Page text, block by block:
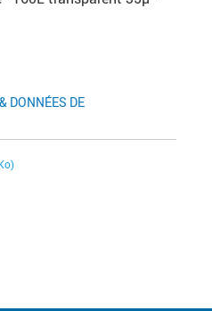
DONNÉES DE